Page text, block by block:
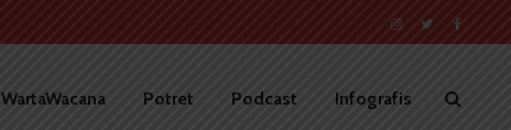
WartaWacana Potret Podcast Infografis